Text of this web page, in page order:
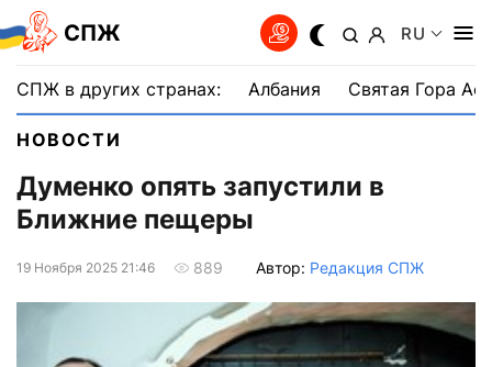
СПЖ RU
СПЖ в других странах: Албания Святая Гора
НОВОСТИ
Думенко опять запустили в
Ближние пещеры
19 Ноября 2025 21:46 889 Автор: Редакция СПЖ